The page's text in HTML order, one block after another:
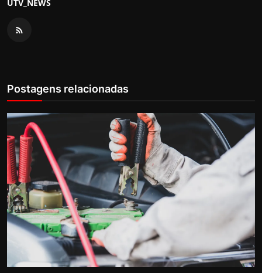
UTV_NEWS
Postagens relacionadas